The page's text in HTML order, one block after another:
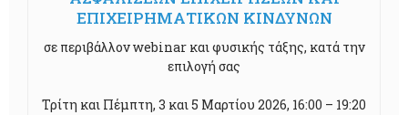
ΕΠΙΧΕΙΡΗΜΑΤΙΚΩΝ ΚΙΝΔΥΝΩΝ
σε περιβάλλον webinar και φυσικής τάξης, κατά την
επιλογή σας
Τρίτη και Πέμπτη, 3 και 5 Μαρτίου 2026, 16:00 – 19:20